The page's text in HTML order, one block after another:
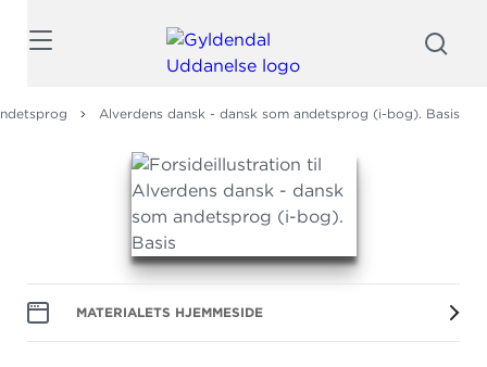
Alverdens dansk - dansk som andetsprog (i-bog). Basis
MATERIALETS HJEMMESIDE